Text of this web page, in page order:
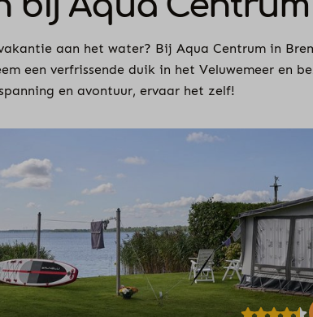
aan het water? Bij Aqua Centrum in
een verfrissende duik in het Veluwemeer en
en avontuur, ervaar het zelf!